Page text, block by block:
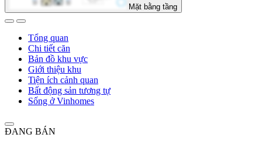
Mặt bằng tầng
Tổng quan
Chi tiết căn
Bản đồ khu vực
Giới thiệu khu
Tiện ích cảnh quan
Bất động sản tương tự
Sống ở Vinhomes
ĐANG BÁN